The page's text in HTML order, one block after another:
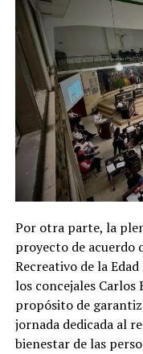
Por otra parte, la
proyecto de acuerdo
Recreativo de la
los concejales Carlos
propósito de
jornada dedicada al
bienestar de las